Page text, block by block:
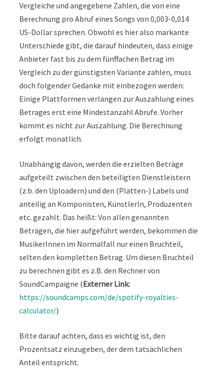
Vergleiche und angegebene Zahlen, die von eine
Berechnung pro Abruf eines Songs von 0,003-0,014
US-Dollar sprechen. Obwohl es hier also markante
Unterschiede gibt, die darauf hindeuten, dass einige
Anbieter fast bis zu dem fünffachen Betrag im
Vergleich zu der günstigsten Variante zahlen, muss
doch folgender Gedanke mit einbezogen werden:
Einige Plattformen verlangen zur Auszahlung eines
Betrages erst eine Mindestanzahl Abrufe. Vorher
kommt es nicht zur Auszahlung. Die Berechnung
erfolgt monatlich.
Unabhängig davon, werden die erzielten Beträge
aufgeteilt zwischen den beteiligten Dienstleistern
(z.b. den Uploadern) und den (Platten-) Labels und
anteilig an Komponisten, KünstlerIn, Produzenten
etc. gezahlt. Das heißt: Von allen genannten
Beträgen, die hier aufgeführt werden, bekommen die
MusikerInnen im Normalfall nur einen Bruchteil,
selten den kompletten Betrag. Um diesen Bruchteil
zu berechnen gibt es z.B. den Rechner von
SoundCampaigne (Externer Link:
https://soundcamps.com/de/spotify-royalties-
calculator/)
Bitte darauf achten, dass es wichtig ist, den
Prozentsatz einzugeben, der dem tatsächlichen
Anteil entspricht.